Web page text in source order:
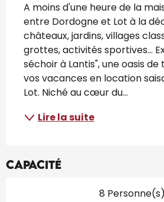
A moins d'une heure de la
entre Dordogne et Lot à la
châteaux, jardins, villages
grottes, activités sportives...
séchoir à Lantis", une oasis
vos vacances en location
Lot. Niché au cœur du...
Lire la suite
Capacité
8 Personne(s)